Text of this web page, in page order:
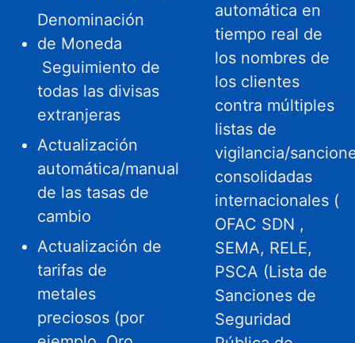
Denominación
de Moneda
Seguimiento de
todas las divisas
extranjeras
Actualización
automática/manual
de las tasas de
cambio
Actualización de
tarifas de
metales
preciosos (por
automática en
tiempo real de
los nombres de
los clientes
contra múltiples
listas de
vigilancia/
consolidadas
internacionales (
OFAC SDN ,
SEMA, RELE,
PSCA (Lista de
Sanciones de
Seguridad